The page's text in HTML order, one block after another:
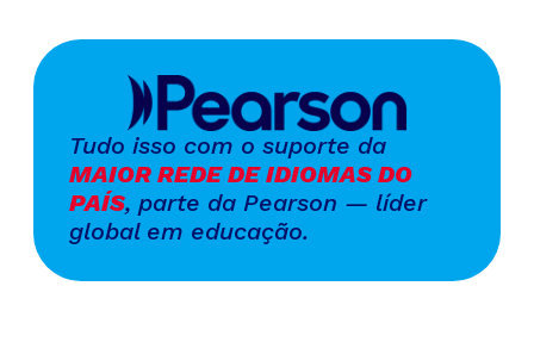
Tudo isso com o suporte da
MAIOR REDE DE IDIOMAS DO
PAÍS, parte da Pearson — líder
global em educação.